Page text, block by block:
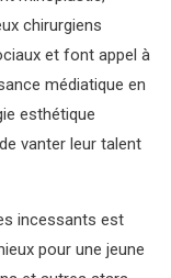
chirurgiens
et font appel à
médiatique en
esthétique
vanter leur talent
incessants est
pour une jeune